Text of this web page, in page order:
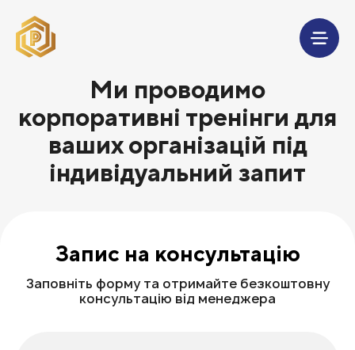
Ми проводимо
корпоративні тренінги для
ваших організацій під
індивідуальний запит
Запис на консультацію
Заповніть форму та отримайте безкоштовну
консультацію від менеджера